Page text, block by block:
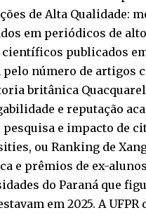
de Alta Qualidade:
em periódicos de
publicados
pelo número de artigos
britânica
e reputação
e impacto de
ou Ranking de
e prêmios de ex-
do Paraná que
em 2025. A